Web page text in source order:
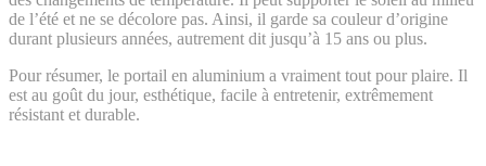
de l’été et ne se décolore pas. Ainsi, il garde sa couleur d’origine
durant plusieurs années, autrement dit jusqu’à 15 ans ou plus.
Pour résumer, le portail en aluminium a vraiment tout pour plaire. Il
est au goût du jour, esthétique, facile à entretenir, extrêmement
résistant et durable.